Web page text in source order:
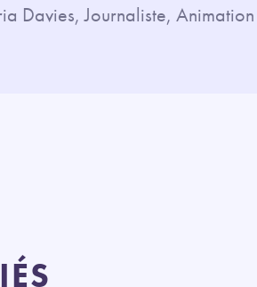
Davies, Journaliste,